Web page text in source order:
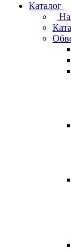
Каталог